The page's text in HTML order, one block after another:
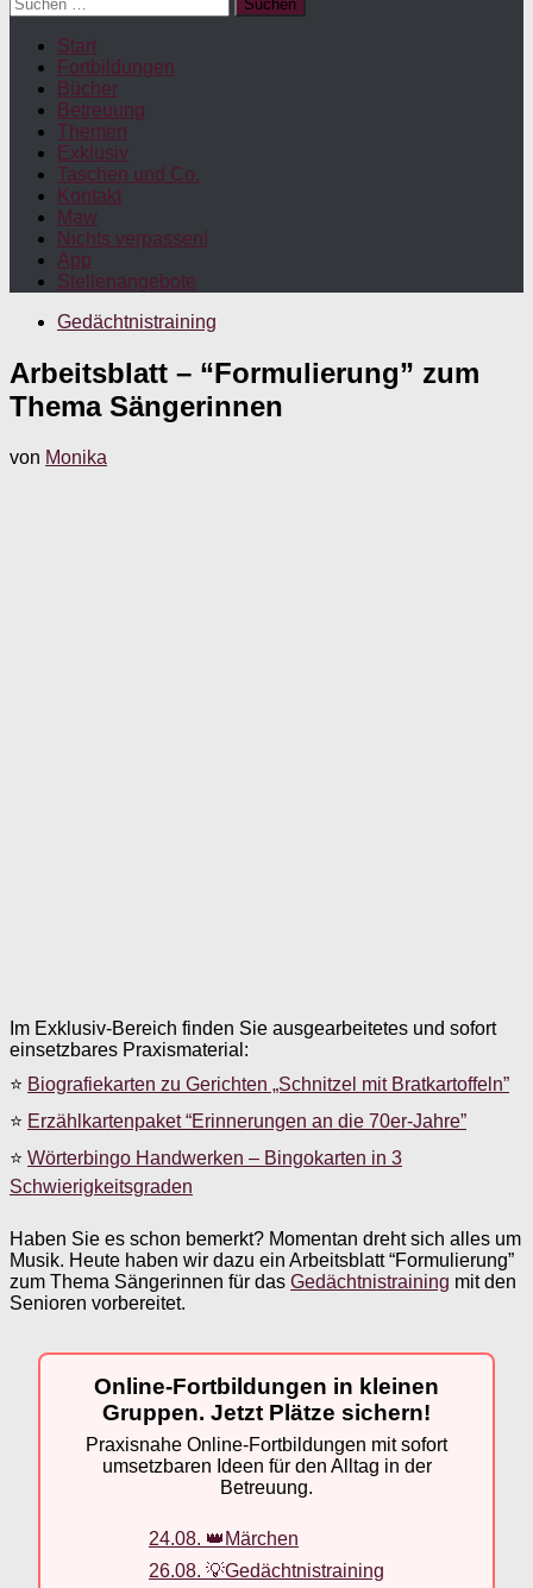
nach:
Start
Fortbildungen
Bücher
Betreuung
Themen
Exklusiv
Taschen und Co.
Kontakt
Maw
Nichts verpassen!
App
Stellenangebote
Gedächtnistraining
Arbeitsblatt – “Formulierung” zum
Thema Sängerinnen
von Monika
Im Exklusiv-Bereich finden Sie ausgearbeitetes und sofort
einsetzbares Praxismaterial:
⭐ Biografiekarten zu Gerichten „Schnitzel mit Bratkartoffeln”
⭐ Erzählkartenpaket “Erinnerungen an die 70er-Jahre”
⭐ Wörterbingo Handwerken – Bingokarten in 3
Schwierigkeitsgraden
Haben Sie es schon bemerkt? Momentan dreht sich alles um
Musik. Heute haben wir dazu ein Arbeitsblatt “Formulierung”
zum Thema Sängerinnen für das Gedächtnistraining mit den
Senioren vorbereitet.
Online-Fortbildungen in kleinen
Gruppen. Jetzt Plätze sichern!
Praxisnahe Online-Fortbildungen mit sofort
umsetzbaren Ideen für den Alltag in der
Betreuung.
24.08. 👑Märchen
26.08. 💡Gedächtnistraining